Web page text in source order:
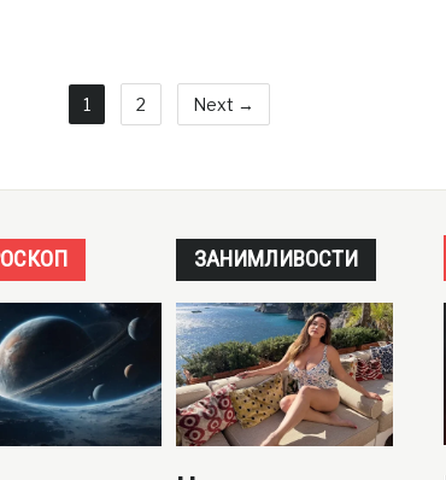
1 2 Next →
ЗАНИМЛИВОСТИ